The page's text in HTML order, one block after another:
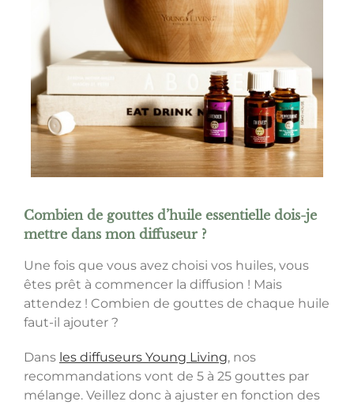
Combien de gouttes d’huile essentielle dois-je
mettre dans mon diffuseur ?
Une fois que vous avez choisi vos huiles, vous
êtes prêt à commencer la diffusion ! Mais
attendez ! Combien de gouttes de chaque huile
faut-il ajouter ?
Dans les diffuseurs Young Living, nos
recommandations vont de 5 à 25 gouttes par
mélange. Veillez donc à ajuster en fonction des